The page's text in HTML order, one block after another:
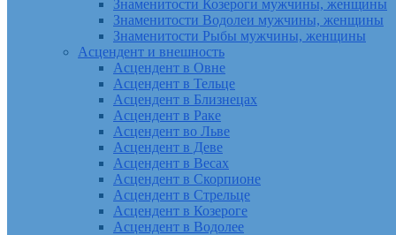
Знаменитости Козероги мужчины, женщины
Знаменитости Водолеи мужчины, женщины
Знаменитости Рыбы мужчины, женщины
Асцендент и внешность
Асцендент в Овне
Асцендент в Тельце
Асцендент в Близнецах
Асцендент в Раке
Асцендент во Льве
Асцендент в Деве
Асцендент в Весах
Асцендент в Скорпионе
Асцендент в Стрельце
Асцендент в Козероге
Асцендент в Водолее